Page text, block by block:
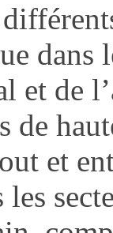
dans
et de
de
et